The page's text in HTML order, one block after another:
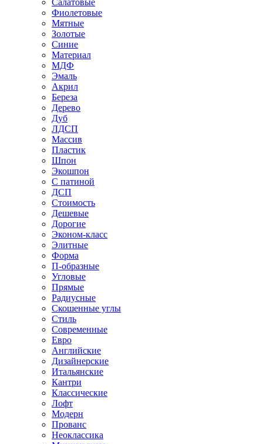
Салатовые
Фиолетовые
Мятные
Золотые
Синие
Материал
МДФ
Эмаль
Акрил
Береза
Дерево
Дуб
ЛДСП
Массив
Пластик
Шпон
Экошпон
С патиной
ДСП
Стоимость
Дешевые
Дорогие
Эконом-класс
Элитные
Форма
П-образные
Угловые
Прямые
Радиусные
Скошенные углы
Стиль
Современные
Евро
Английские
Дизайнерские
Итальянские
Кантри
Классические
Лофт
Модерн
Прованс
Неоклассика